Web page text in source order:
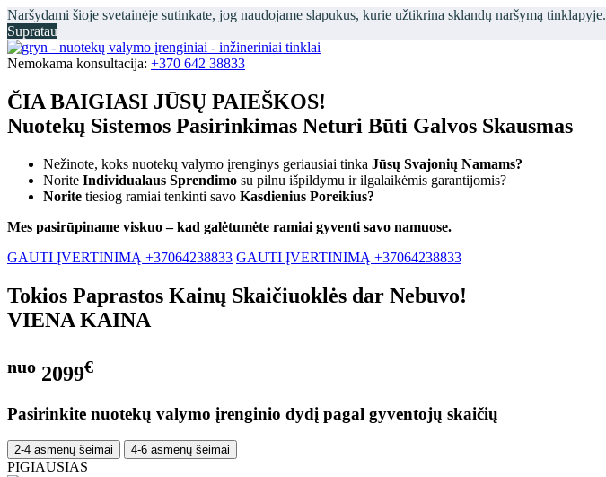
Naršydami šioje svetainėje sutinkate, jog naudojame slapukus, kurie užtikrina sklandų naršymą tinklapyje.
Supratau
Nemokama konsultacija: +370 642 38833
ČIA BAIGIASI JŪSŲ PAIEŠKOS!
Nuotekų Sistemos Pasirinkimas Neturi Būti Galvos Skausmas
Nežinote, koks nuotekų valymo įrenginys geriausiai tinka Jūsų Svajonių Namams?
Norite Individualaus Sprendimo su pilnu išpildymu ir ilgalaikėmis garantijomis?
Norite tiesiog ramiai tenkinti savo Kasdienius Poreikius?
Mes pasirūpiname viskuo – kad galėtumėte ramiai gyventi savo namuose.
GAUTI ĮVERTINIMĄ +37064238833 GAUTI ĮVERTINIMĄ +37064238833
Tokios Paprastos Kainų Skaičiuoklės dar Nebuvo!
VIENA KAINA
nuo 2099€
Pasirinkite nuotekų valymo įrenginio dydį pagal gyventojų skaičių
2-4 asmenų šeimai 4-6 asmenų šeimai
PIGIAUSIAS